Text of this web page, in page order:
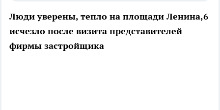
Люди уверены, тепло на площади Ленина,6
исчезло после визита представителей
фирмы застройщика